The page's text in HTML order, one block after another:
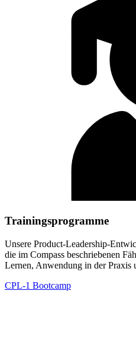
Trainingsprogramme
Unsere Product-Leadership-
die im Compass beschriebenen
Lernen, Anwendung in der Praxis
CPL-1 Bootcamp